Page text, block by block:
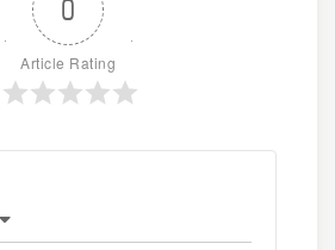
0
Article Rating